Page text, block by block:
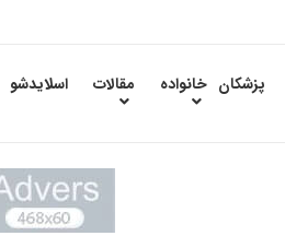
پزشکان خانواده مقالات اسلایدشو